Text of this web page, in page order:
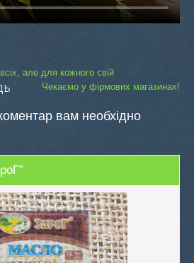
але для кожного свій
Чекаємо у фірмових магазинах!
вам необхідно